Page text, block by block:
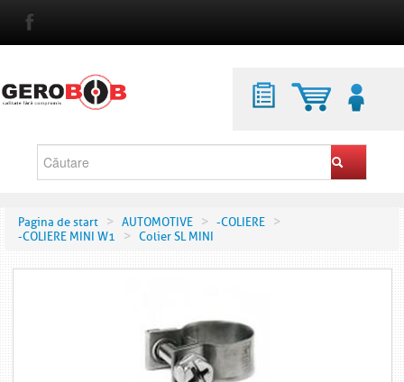
Pagina de start > AUTOMOTIVE > -COLIERE >
-COLIERE MINI W1 > Colier SL MINI